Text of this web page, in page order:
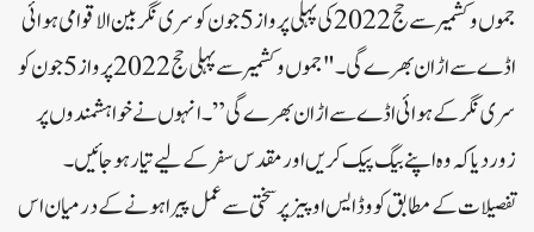
جموں و کشمیر سے حج 2022کی پہلی پرواز 5جون کو سری نگر بین الاقوامی ہوائی
اڈے سے اڑان بھرے گی۔ "جموں و کشمیر سے پہلی حج 2022 پرواز 5 جون کو
سری نگر کے ہوائی اڈے سے اڑان بھرے گی”۔ انہوں نے خواہشمندوں پر
زور دیا کہ وہ اپنے بیگ پیک کریں اور مقدس سفر کے لیے تیار ہوجائیں۔
تفصیلات کے مطابق کووڈ ایس او پیز پر سختی سے عمل پیرا ہونے کے درمیان اس